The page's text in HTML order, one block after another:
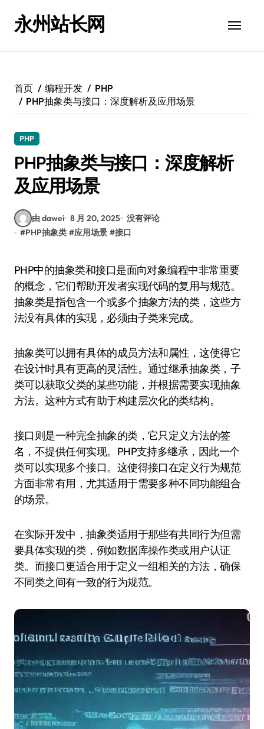
永州站长网
首页 编程开发
PHP
PHP抽象类与接口：深度解析及应用场景
PHP
PHP抽象类与接口：深度解析
及应用场景
由 dawei 8 月 20, 2025 没有评论
#PHP抽象类 #应用场景 #接口
PHP中的抽象类和接口是面向对象编程中非常重要
的概念，它们帮助开发者实现代码的复用与规范。
抽象类是指包含一个或多个抽象方法的类，这些方
法没有具体的实现，必须由子类来完成。
抽象类可以拥有具体的成员方法和属性，这使得它
在设计时具有更高的灵活性。通过继承抽象类，子
类可以获取父类的某些功能，并根据需要实现抽象
方法。这种方式有助于构建层次化的类结构。
接口则是一种完全抽象的类，它只定义方法的签
名，不提供任何实现。PHP支持多继承，因此一个
类可以实现多个接口。这使得接口在定义行为规范
方面非常有用，尤其适用于需要多种不同功能组合
的场景。
在实际开发中，抽象类适用于那些有共同行为但需
要具体实现的类，例如数据库操作类或用户认证
类。而接口更适合用于定义一组相关的方法，确保
不同类之间有一致的行为规范。